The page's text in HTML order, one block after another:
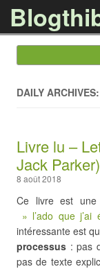
DAILY
Livre lu –
Jack Parker)
8 août 2018
Ce livre est une
» l’ado que j’ai
intéressante est
processus : pas
pas de texte